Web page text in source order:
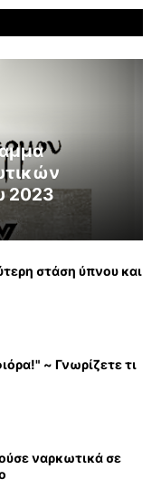
2023
στάση ύπνου και
~ Γνωρίζετε τι
ναρκωτικά σε